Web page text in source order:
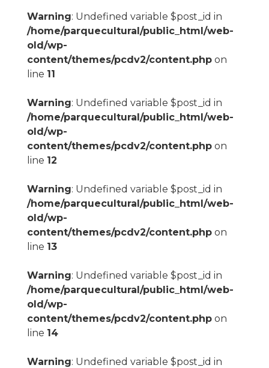
Warning: Undefined variable $post_id in
/home/parquecultural/public_html/web-
old/wp-
content/themes/pcdv2/content.phpon
line 11
Warning: Undefined variable $post_id in
/home/parquecultural/public_html/web-
old/wp-
content/themes/pcdv2/content.phpon
line 12
Warning: Undefined variable $post_id in
/home/parquecultural/public_html/web-
old/wp-
content/themes/pcdv2/content.phpon
line 13
Warning: Undefined variable $post_id in
/home/parquecultural/public_html/web-
old/wp-
content/themes/pcdv2/content.phpon
line 14
Warning: Undefined variable $post_id in